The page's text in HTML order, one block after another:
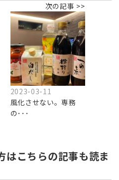
次の記事 >>
2023-03-11
風化させない。専務
の･･･
はこちらの記事も読ま